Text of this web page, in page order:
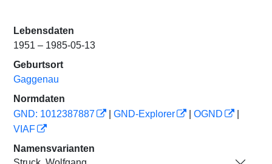
Lebensdaten
1951 – 1985-05-13
Geburtsort
Gaggenau
Normdaten
GND: 1012387887
GND-Explorer OGND
VIAF
Namensvarianten